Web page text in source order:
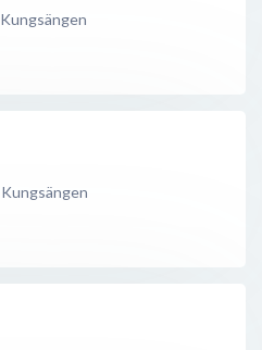
Kungsängen
Kungsängen